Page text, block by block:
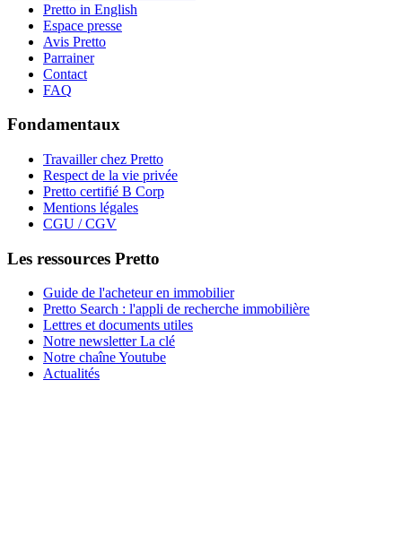
Pretto in English
Espace presse
Avis Pretto
Parrainer
Contact
FAQ
Fondamentaux
Travailler chez Pretto
Respect de la vie privée
Pretto certifié B Corp
Mentions légales
CGU / CGV
Les ressources Pretto
Guide de l'acheteur en immobilier
Pretto Search : l'appli de recherche immobilière
Lettres et documents utiles
Notre newsletter La clé
Notre chaîne Youtube
Actualités